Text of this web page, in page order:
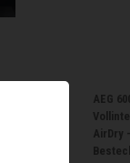
AEG
AirDry